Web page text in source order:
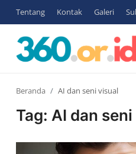
Tentang Kontak Galeri
Register
Beranda AI dan seni visual
Tag: AI dan